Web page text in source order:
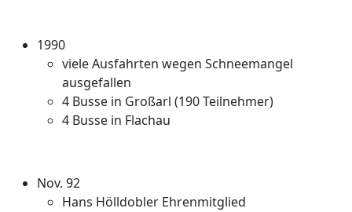
1990
viele Ausfahrten wegen Schneemangel
ausgefallen
4 Busse in Großarl (190 Teilnehmer)
4 Busse in Flachau
Nov. 92
Hans Hölldobler Ehrenmitglied